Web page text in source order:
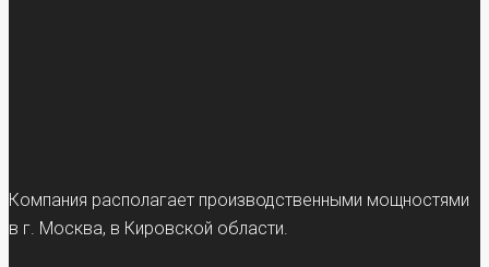
Компания располагает производственными мощностями
в г. Москва, в Кировской области.